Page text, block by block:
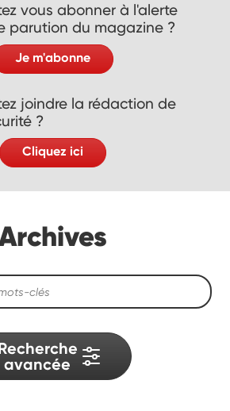
vous abonner à l'alerte
parution du magazine ?
Je m'abonne
joindre la rédaction de
?
Cliquez ici
avancée